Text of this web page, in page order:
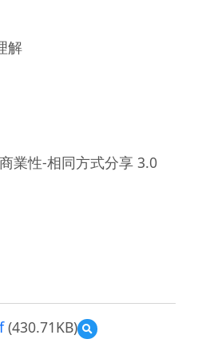
解
業性-相同方式分享 3.0
(430.71KB)
預
覽